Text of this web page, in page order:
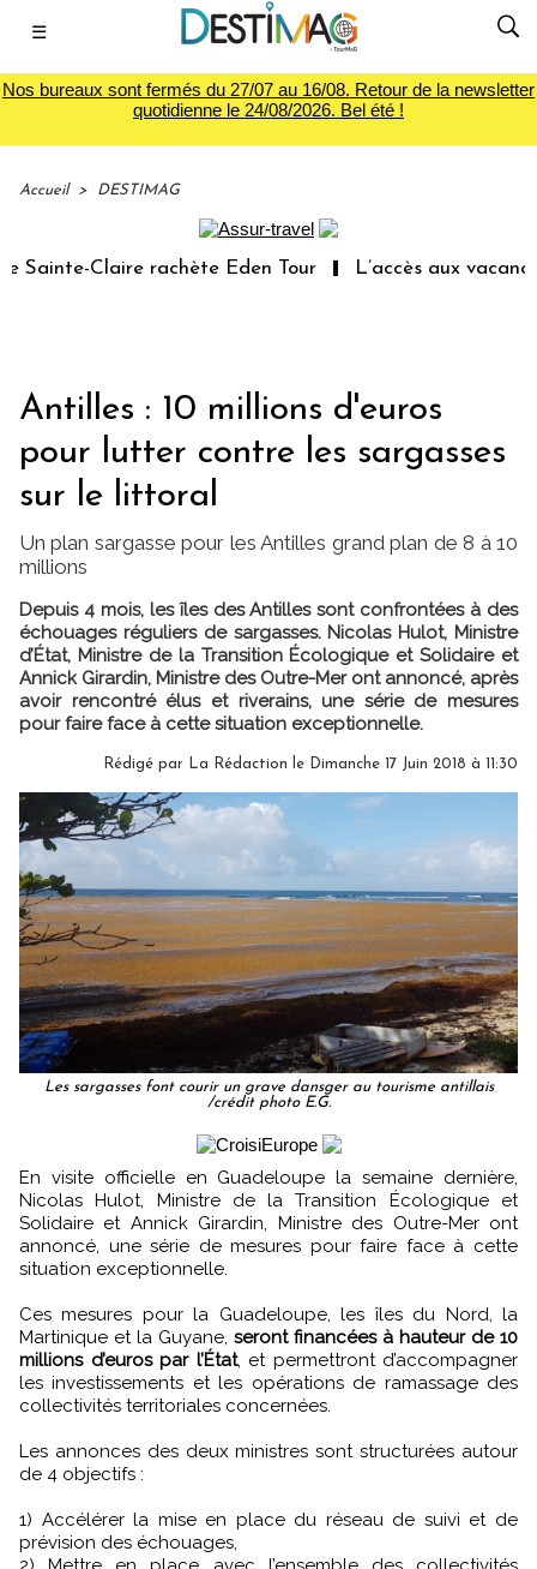
☰
Nos bureaux sont fermés du 27/07 au 16/08. Retour de la newsletter
quotidienne le 24/08/2026. Bel été !
Accueil > DESTIMAG
Claire rachète Eden Tour L’accès aux
Antilles : 10 millions d'euros
pour lutter contre les sargasses
sur le littoral
Un plan sargasse pour les Antilles grand plan de 8 à 10
millions
Depuis 4 mois, les îles des Antilles sont confrontées à des
échouages réguliers de sargasses. Nicolas Hulot, Ministre
d’État, Ministre de la Transition Écologique et Solidaire et
Annick Girardin, Ministre des Outre-Mer ont annoncé, après
avoir rencontré élus et riverains, une série de mesures
pour faire face à cette situation exceptionnelle.
Rédigé par La Rédaction le Dimanche 17 Juin 2018 à 11:30
Les sargasses font courir un grave dansger au tourisme antillais
/crédit photo E.G.
En visite officielle en Guadeloupe la semaine dernière,
Nicolas Hulot, Ministre de la Transition Écologique et
Solidaire et Annick Girardin, Ministre des Outre-Mer ont
annoncé, une série de mesures pour faire face à cette
situation exceptionnelle.
Ces mesures pour la Guadeloupe, les îles du Nord, la
Martinique et la Guyane, seront financées à hauteur de 10
millions d’euros par l’État, et permettront d’accompagner
les investissements et les opérations de ramassage des
collectivités territoriales concernées.
Les annonces des deux ministres sont structurées autour
de 4 objectifs :
1) Accélérer la mise en place du réseau de suivi et de
prévision des échouages,